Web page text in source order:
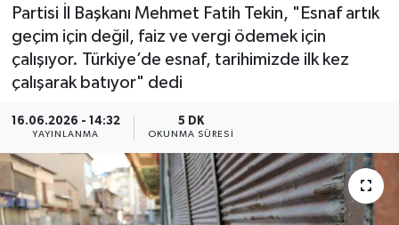
Partisi İl Başkanı Mehmet Fatih Tekin, "Esnaf artık
geçim için değil, faiz ve vergi ödemek için
çalışıyor. Türkiye’de esnaf, tarihimizde ilk kez
çalışarak batıyor" dedi
16.06.2026 - 14:32
YAYINLANMA
5 DK
OKUNMA SÜRESI
KÜLTÜR - SANAT
SPOR
SİYASET
SAĞLIK
DÜNYA
Tüm Manşetler
Son Dakika Haberleri
Haber Arşivi